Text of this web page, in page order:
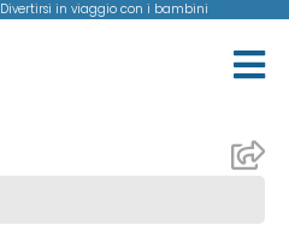
Divertirsi in viaggio con i bambini